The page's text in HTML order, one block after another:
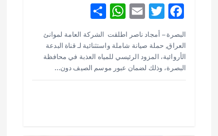
F
ac
e
b
o
T
w
it
te
r
E
m
ai
l
W
h
at
s
A
S
h
ar
e
البصرة – أمجاد ناصر اطلقت الشركة العامة لموانئ
العراق, حملة صيانة شاملة واستثنائية لـ قناة البدعة
الأروائية، المزود الرئيسي للمياه العذبة في محافظة
البصرة، وذلك لضمان عبور موسم الصيف دون…